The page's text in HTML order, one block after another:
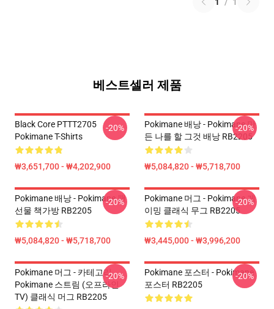
베스트셀러 제품
Black Core PTTT2705
Pokimane T-Shirts
₩3,651,700 - ₩4,202,900
-20%
Pokimane 배낭 - Pokimane 만
든 나를 할 그것 배낭 RB2205
₩5,084,820 - ₩5,718,700
-20%
Pokimane 배낭 - Pokimane 팬
선물 책가방 RB2205
₩5,084,820 - ₩5,718,700
-20%
Pokimane 머그 - Pokimane 게
이밍 클래식 무그 RB2205
₩3,445,000 - ₩3,996,200
-20%
Pokimane 머그 - 카테고리
Pokimane 스트림 (오프라인
TV) 클래식 머그 RB2205
-20%
Pokimane 포스터 - Pokimane
포스터 RB2205
-20%